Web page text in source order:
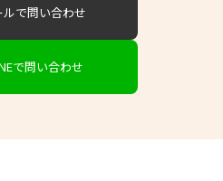
ルで問い合わせ
で問い合わせ